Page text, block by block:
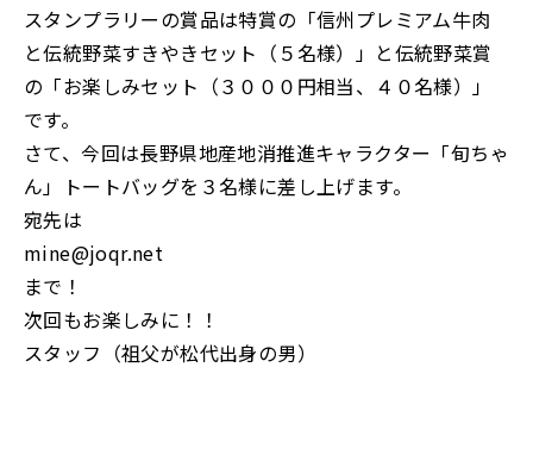
スタンプラリーの賞品は特賞の「信州プレミアム牛肉
と伝統野菜すきやきセット（５名様）」と伝統野菜賞
の「お楽しみセット（３０００円相当、４０名様）」
です。
さて、今回は長野県地産地消推進キャラクター「旬ちゃ
ん」トートバッグを３名様に差し上げます。
宛先は
mine@joqr.net
まで！
次回もお楽しみに！！
スタッフ（祖父が松代出身の男）